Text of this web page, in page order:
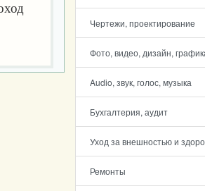
Чертежи, проектирование
Фото, видео, дизайн,
Audio, звук, голос, музыка
Бухгалтерия, аудит
Уход за внешностью и
Ремонты